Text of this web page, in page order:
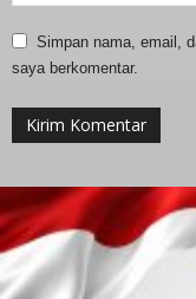
Simpan nama, email,
saya berkomentar.